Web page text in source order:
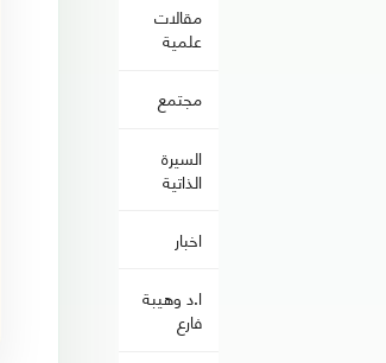
مقالات
علمية
مجتمع
السيرة
الذاتية
اخبار
ا.د وهيبة
فارع